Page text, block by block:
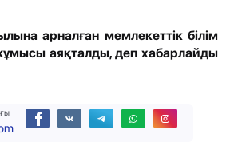
арналған мемлекеттік білім
аяқталды, деп хабарлайды